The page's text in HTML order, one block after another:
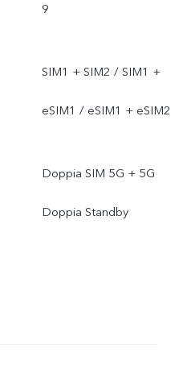
9
SIM1 + SIM2 / SIM1 +
eSIM1 / eSIM1 + eSIM2
Doppia SIM 5G + 5G
Doppia Standby